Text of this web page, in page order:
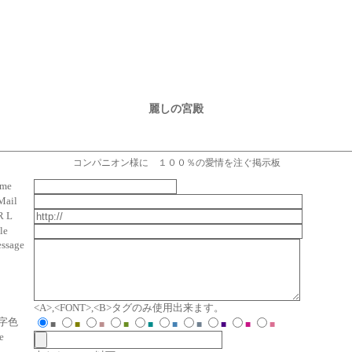
麗しの宮殿
コンパニオン様に １００％の愛情を注ぐ掲示板
L
<A>,<FONT>,<B>タグのみ使用出来ます。
色
■ ■ ■ ■ ■ ■ ■ ■ ■ ■